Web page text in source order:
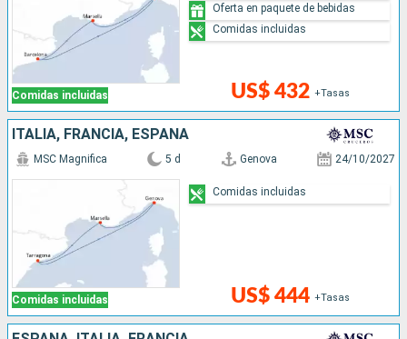
Comidas incluidas US$ 432 +Tasas
Oferta en paquete de bebidas
Comidas incluidas
ITALIA, FRANCIA, ESPAÑA
Comidas incluidas
MSC Magnifica 5 d Genova 24/10/2027
US$ 444 +Tasas
Comidas incluidas